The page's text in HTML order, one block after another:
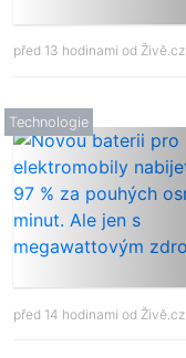
před 13 hodinami od Živě.cz
Technologie
před 14 hodinami od Živě.cz